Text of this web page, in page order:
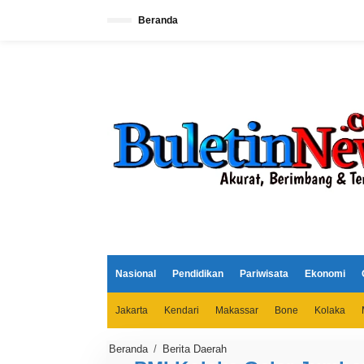
Beranda
Nasional Pendidikan Pariwisata Ekonomi
Jakarta Kendari Makassar Bone Kolaka
Beranda / Berita Daerah